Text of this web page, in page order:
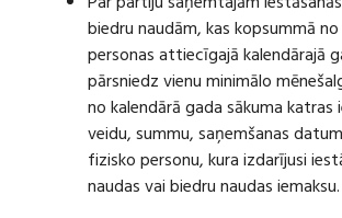
biedru naudām, kas kopsummā
personas attiecīgajā kalendārajā
pārsniedz vienu minimālo
no kalendārā gada sākuma katras
veidu, summu, saņemšanas
fizisko personu, kura izdarījusi
naudas vai biedru naudas iemaksu.